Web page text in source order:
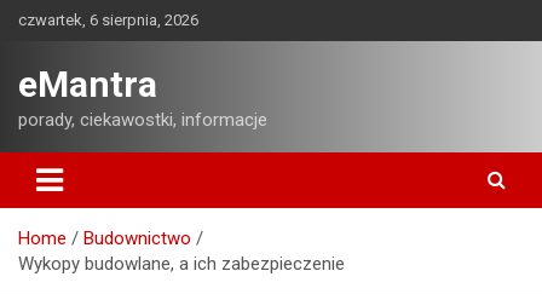
czwartek, 6 sierpnia, 2026
eMantra
porady, ciekawostki, informacje
Home
Budownictwo
Wykopy budowlane, a ich zabezpieczenie